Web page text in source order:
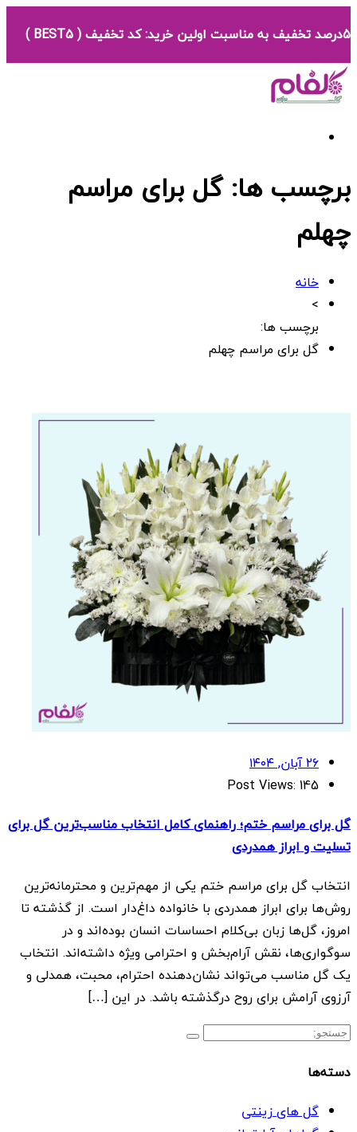
5درصد تخفیف به مناسبت اولین خرید: کد تخفیف ( BEST5 )
برچسب ها: گل برای مراسم
چهلم
خانه
>
برچسب ها:
گل برای مراسم چهلم
۲۶ آبان, ۱۴۰۴
Post Views: 145
گل برای مراسم ختم؛ راهنمای کامل انتخاب مناسب‌ترین گل برای
تسلیت و ابراز همدردی
انتخاب گل برای مراسم ختم یکی از مهم‌ترین و محترمانه‌ترین
روش‌ها برای ابراز همدردی با خانواده داغ‌دار است. از گذشته تا
امروز، گل‌ها زبان بی‌کلام احساسات انسان بوده‌اند و در
سوگواری‌ها، نقش آرام‌بخش و احترامی ویژه داشته‌اند. انتخاب
یک گل مناسب می‌تواند نشان‌دهنده احترام، محبت، همدلی و
آرزوی آرامش برای روح درگذشته باشد. در این […]
دسته‌ها
گل های زینتی